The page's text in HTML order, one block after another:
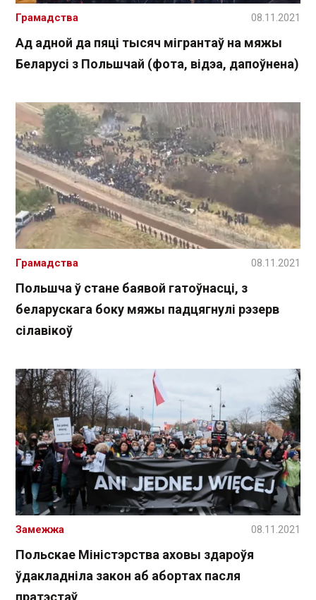
Ад адной да пяці тысяч мігрантаў на мяжы
Беларусі з Польшчай (фота, відэа, дапоўнена)
Грамадства 08.11.2021
Польшча ў стане баявой гатоўнасці, з
беларускага боку мяжы падцягнулі рэзерв
сілавікоў
Грамадства 08.11.2021
Польскае Міністэрства аховы здароўя
ўдакладніла закон аб абортах пасля
Замежжа 08.11.2021